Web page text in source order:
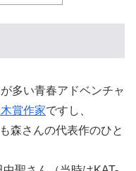
多い青春アドベンチャ
賞作家ですし、
森さんの代表作のひと